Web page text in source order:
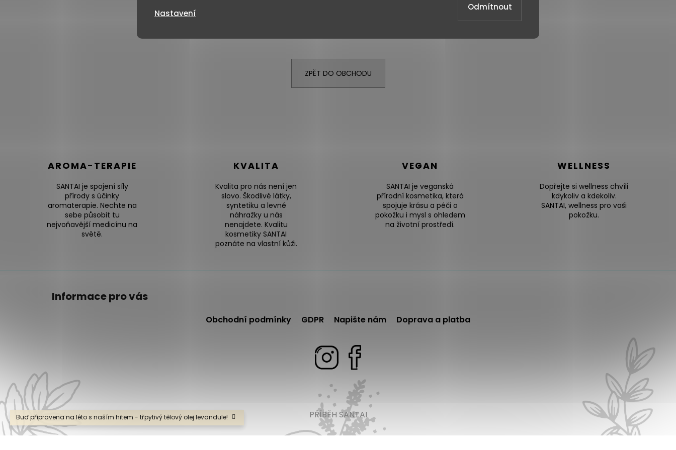
Nastavení
Odmítnout
Buď připravena na léto s naším hitem - třpytivý tělový olej levandule!
ZPĚT DO OBCHODU
AROMA-TERAPIE
SANTAI je spojení síly
přírody s účinky
aromaterapie. Nechte na
sebe působit tu
nejvoňavější medicínu na
světě.
KVALITA
Kvalita pro nás není jen
slovo. Škodlivé látky,
syntetiku a levné
náhražky u nás
nenajdete. Kvalitu
kosmetiky SANTAI
poznáte na vlastní kůži.
VEGAN
SANTAI je veganská
přírodní kosmetika, která
spojuje krásu a péči o
pokožku i mysl s ohledem
na životní prostředí.
WELLNESS
Dopřejte si wellness chvíli
kdykoliv a kdekoliv.
SANTAI, wellness pro vaši
pokožku.
Z
Informace pro vás
Obchodní podmínky GDPR Napište nám Doprava a platba
PŘÍBĚH SANTAI